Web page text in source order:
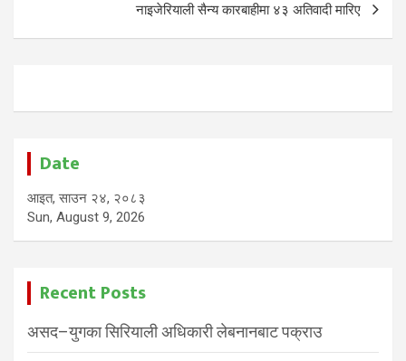
नाइजेरियाली सैन्य कारबाहीमा ४३ अतिवादी मारिए
Date
आइत, साउन २४, २०८३
Sun, August 9, 2026
Recent Posts
असद–युगका सिरियाली अधिकारी लेबनानबाट पक्राउ